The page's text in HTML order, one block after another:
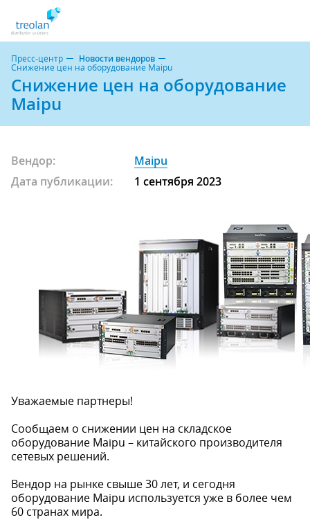
Пресс-центр Новости вендоров
Снижение цен на оборудование Maipu
Снижение цен на оборудование
Maipu
Вендор:
Maipu
Дата публикации:
1 сентября 2023
Уважаемые партнеры!
Сообщаем о снижении цен на складское
оборудование Maipu – китайского производителя
сетевых решений.
Вендор на рынке свыше 30 лет, и сегодня
оборудование Maipu используется уже в более чем
60 странах мира.